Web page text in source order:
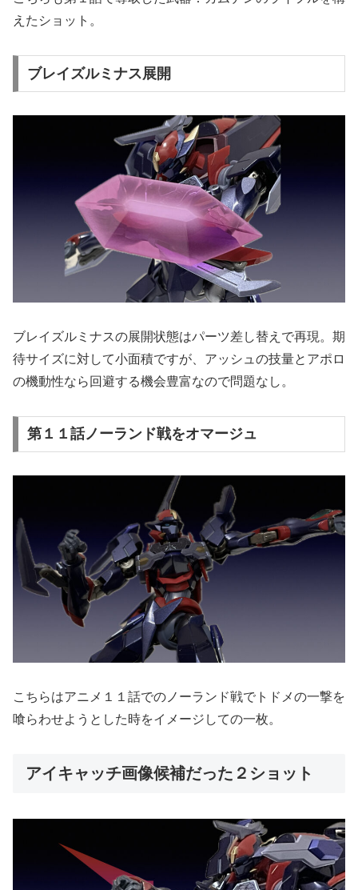
えたショット。
ブレイズルミナス展開
ブレイズルミナスの展開状態はパーツ差し替えで再現。期
待サイズに対して小面積ですが、アッシュの技量とアポロ
の機動性なら回避する機会豊富なので問題なし。
第１１話ノーランド戦をオマージュ
こちらはアニメ１１話でのノーランド戦でトドメの一撃を
喰らわせようとした時をイメージしての一枚。
アイキャッチ画像候補だった２ショット